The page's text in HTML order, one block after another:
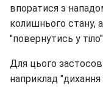
впоратися з
колишнього стану,
"повернутись у
Для цього
наприклад